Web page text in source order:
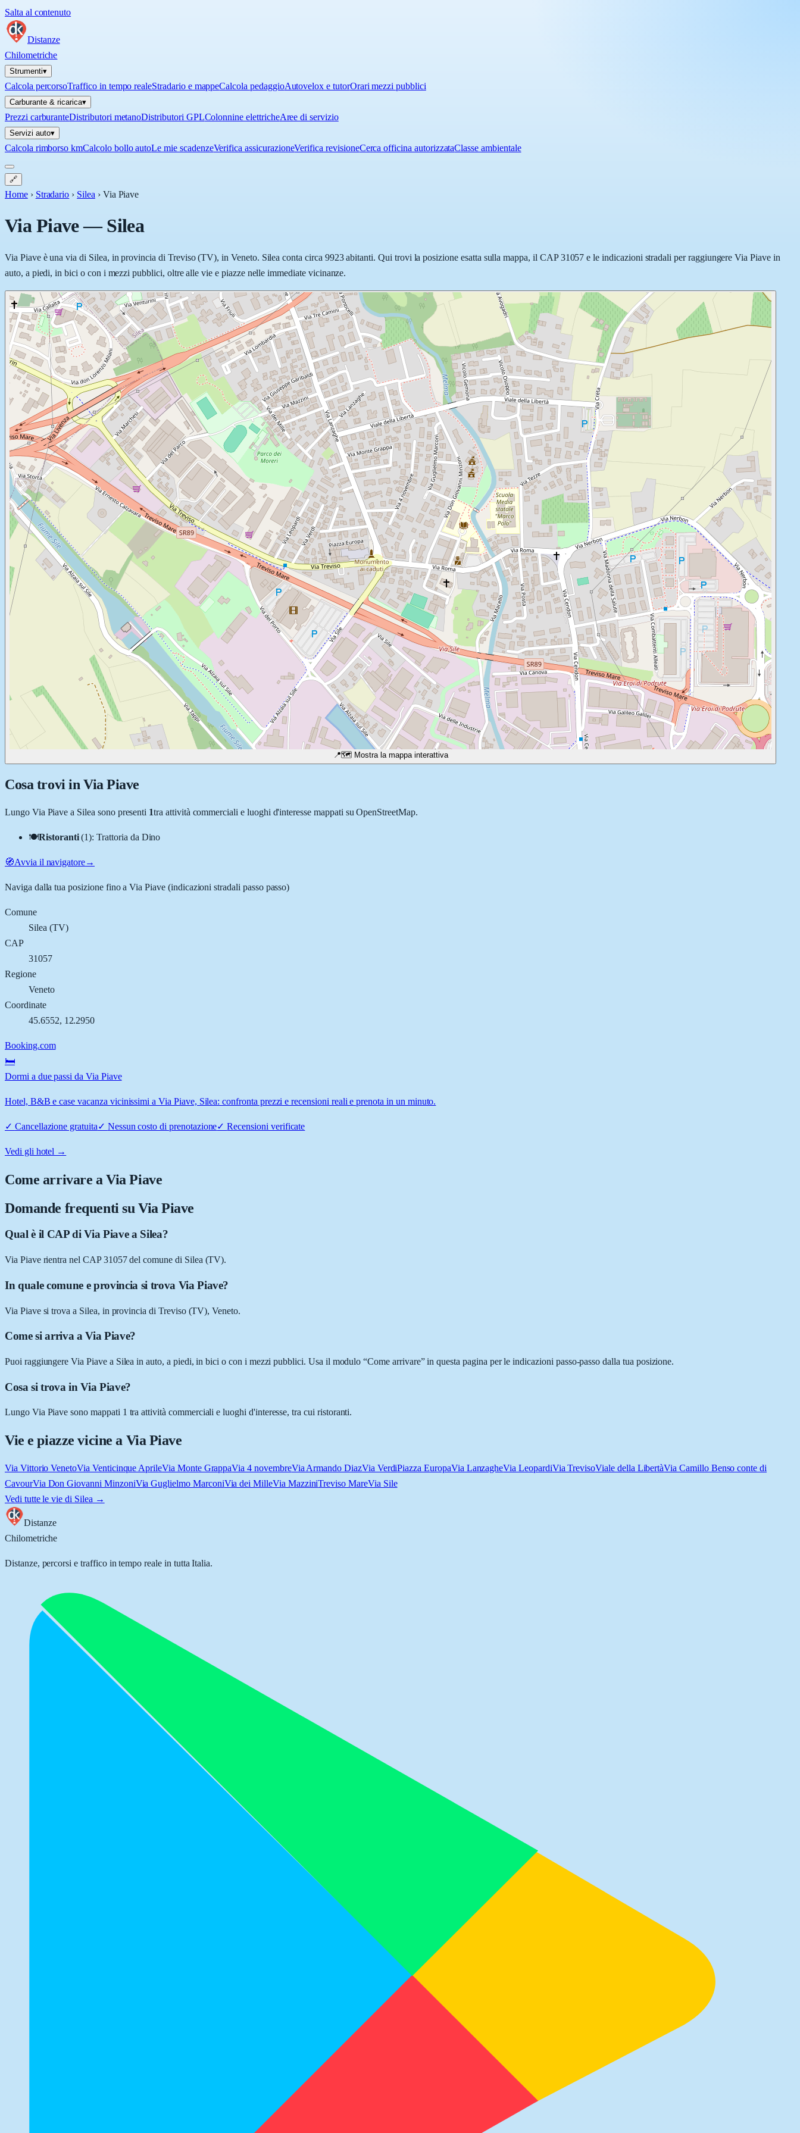
Salta al contenuto
Distanze
Chilometriche
Strumenti▾
Calcola percorsoTraffico in tempo realeStradario e mappeCalcola pedaggioAutovelox e tutorOrari mezzi pubblici
Carburante & ricarica▾
Prezzi carburanteDistributori metanoDistributori GPLColonnine elettricheAree di servizio
Servizi auto▾
Calcola rimborso kmCalcolo bollo autoLe mie scadenzeVerifica assicurazioneVerifica revisioneCerca officina autorizzataClasse ambientale
🔗
Home › Stradario › Silea › Via Piave
Via Piave—Silea
Via Piave è una via di Silea, in provincia di Treviso (TV), in Veneto. Silea conta circa 9923 abitanti. Qui trovi la posizione esatta sulla mappa, il CAP 31057 e le indicazioni stradali per raggiungere Via Piave in
auto, a piedi, in bici o con i mezzi pubblici, oltre alle vie e piazze nelle immediate vicinanze.
📍🗺️ Mostra la mappa interattiva
Cosa trovi in Via Piave
Lungo Via Piave a Silea sono presenti 1tra attività commerciali e luoghi d'interesse mappati su OpenStreetMap.
🍽️Ristoranti (1):Trattoria da Dino
🧭Avvia il navigatore→
Naviga dalla tua posizione fino aVia Piave(indicazioni stradali passo passo)
Comune
Silea (TV)
CAP
31057
Regione
Veneto
Coordinate
45.6552, 12.2950
Booking.com
🛏️
Dormi a due passi da Via Piave
Hotel, B&B e case vacanza vicinissimi a Via Piave, Silea: confronta prezzi e recensioni reali e prenota in un minuto.
✓ Cancellazione gratuita✓ Nessun costo di prenotazione✓Recensioni verificate
Vedi gli hotel →
Come arrivare aVia Piave
Domande frequenti su Via Piave
Qual è il CAP di Via Piave a Silea?
Via Piave rientra nel CAP 31057 del comune di Silea (TV).
In quale comune e provincia si trova Via Piave?
Via Piave si trova a Silea, in provincia di Treviso (TV), Veneto.
Come si arriva a Via Piave?
Puoi raggiungere Via Piave a Silea in auto, a piedi, in bici o con i mezzi pubblici. Usa il modulo “Come arrivare” in questa pagina per le indicazioni passo-passo dalla tua posizione.
Cosa si trova in Via Piave?
Lungo Via Piave sono mappati 1 tra attività commerciali e luoghi d'interesse, tra cui ristoranti.
Vie e piazze vicine a Via Piave
Via Vittorio VenetoVia Venticinque AprileVia Monte GrappaVia 4 novembreVia Armando DiazVia VerdiPiazza EuropaVia LanzagheVia LeopardiVia TrevisoViale della LibertàVia Camillo Benso conte di
CavourVia Don Giovanni MinzoniVia Guglielmo MarconiVia dei MilleVia MazziniTreviso MareVia Sile
Vedi tutte le vie di Silea →
Distanze
Chilometriche
Distanze, percorsi e traffico in tempo reale in tutta Italia.